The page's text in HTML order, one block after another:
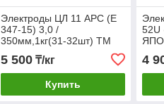
Электроды ЦЛ 11 АРС (E
347-15) 3,0 /
350мм,1кг(31-32шт) ТМ
Арсенал Сварка
нержавеющих сталей
5 500₸/кг
Купить
52U
4